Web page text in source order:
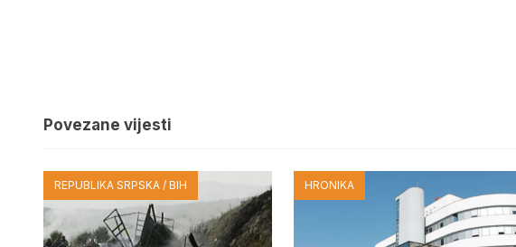
Povezane vijesti
REPUBLIKA SRPSKA / BIH HRONIKA